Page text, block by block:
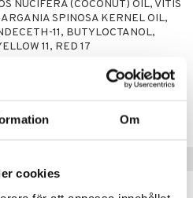
Om
cookies
NUCIFERA (COCONUT) OIL, VITIS
SPINOSA KERNEL OIL,
11, BUTYLOCTANOL,
11, RED 17